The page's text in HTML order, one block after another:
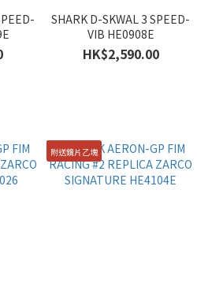
SHARK D-SKWAL 3 SPEED-
VIB HE0908E
HK$2,590.00
附送鏡片乙塊